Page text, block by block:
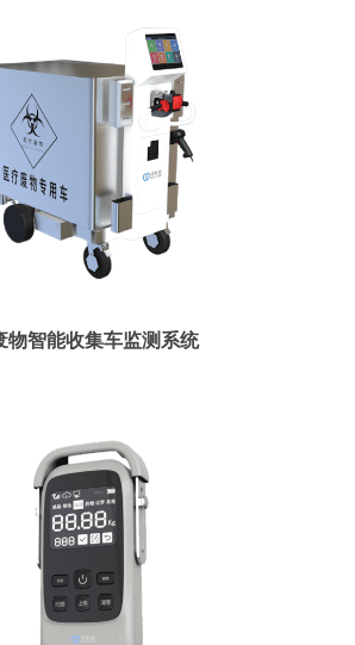
物智能收集车监测系统